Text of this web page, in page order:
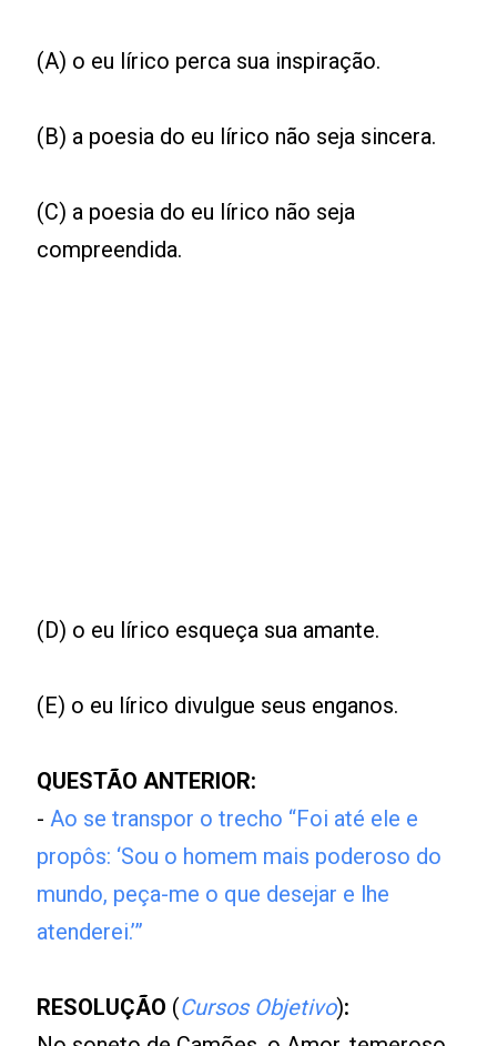
(A) o eu lírico perca sua inspiração.
(B) a poesia do eu lírico não seja sincera.
(C) a poesia do eu lírico não seja
compreendida.
(D) o eu lírico esqueça sua amante.
(E) o eu lírico divulgue seus enganos.
QUESTÃO ANTERIOR:
-Ao se transpor o trecho “Foi até ele e
propôs: ‘Sou o homem mais poderoso do
mundo, peça-me o que desejar e lhe
atenderei.’”
RESOLUÇÃO (Cursos Objetivo):